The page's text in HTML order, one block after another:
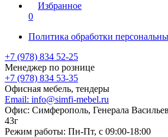
Избранное
0
Политика обработки
+7 (978) 834 52-25
Менеджер по рознице
+7 (978) 834 53-35
Офисная мебель, тендеры
Email: info@simfi-mebel.ru
Офис: Симферополь, Генерала
43г
Режим работы: Пн-Пт, с 09:00-18:00